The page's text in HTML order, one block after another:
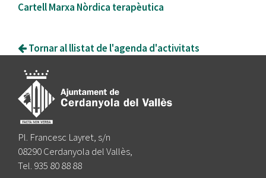
Cartell Marxa Nòrdica terapèutica
Tornar al llistat de l'agenda d'activitats
Pl. Francesc Layret, s/n
08290 Cerdanyola del Vallès,
Tel. 935 80 88 88